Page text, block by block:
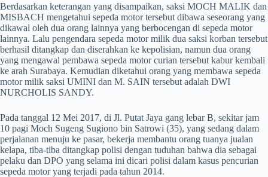
Berdasarkan keterangan yang disampaikan, saksi MOCH MALIK dan
MISBACH mengetahui sepeda motor tersebut dibawa seseorang yang
dikawal oleh dua orang lainnya yang berbocengan di sepeda motor
lainnya. Lalu pengendara sepeda motor milik dua saksi korban tersebut
berhasil ditangkap dan diserahkan ke kepolisian, namun dua orang
yang mengawal pembawa sepeda motor curian tersebut kabur kembali
ke arah Surabaya. Kemudian diketahui orang yang membawa sepeda
motor milik saksi UMINI dan M. SAIN tersebut adalah DWI
NURCHOLIS SANDY.
Pada tanggal 12 Mei 2017, di Jl. Putat Jaya gang lebar B, sekitar jam
10 pagi Moch Sugeng Sugiono bin Satrowi (35), yang sedang dalam
perjalanan menuju ke pasar, bekerja membantu orang tuanya jualan
kelapa, tiba-tiba ditangkap polisi dengan tuduhan bahwa dia sebagai
pelaku dan DPO yang selama ini dicari polisi dalam kasus pencurian
sepeda motor yang terjadi pada tahun 2014.